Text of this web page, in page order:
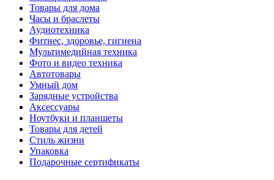
Товары для дома
Часы и браслеты
Аудиотехника
Фитнес, здоровье, гигиена
Мультимедийная техника
Фото и видео техника
Автотовары
Умный дом
Зарядные устройства
Аксессуары
Ноутбуки и планшеты
Товары для детей
Стиль жизни
Упаковка
Подарочные сертификаты